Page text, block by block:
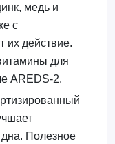
медь и
с
их действие.
для
AREDS-2.
дна. Полезное